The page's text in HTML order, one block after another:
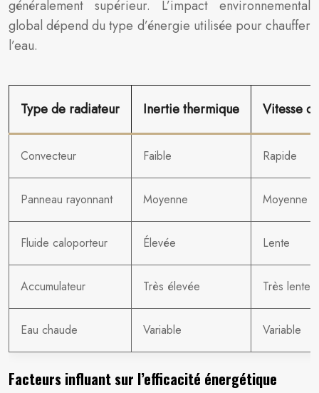
généralement supérieur. L’impact environnemental
global dépend du type d’énergie utilisée pour chauffer
l’eau.
Type de radiateur Inertie thermique Vitesse
Convecteur Faible Rapide
Panneau rayonnant Moyenne Moyenne
Fluide caloporteur Élevée Lente
Accumulateur Très élevée Très lente
Eau chaude Variable Variable
Facteurs influant sur l’efficacité énergétique